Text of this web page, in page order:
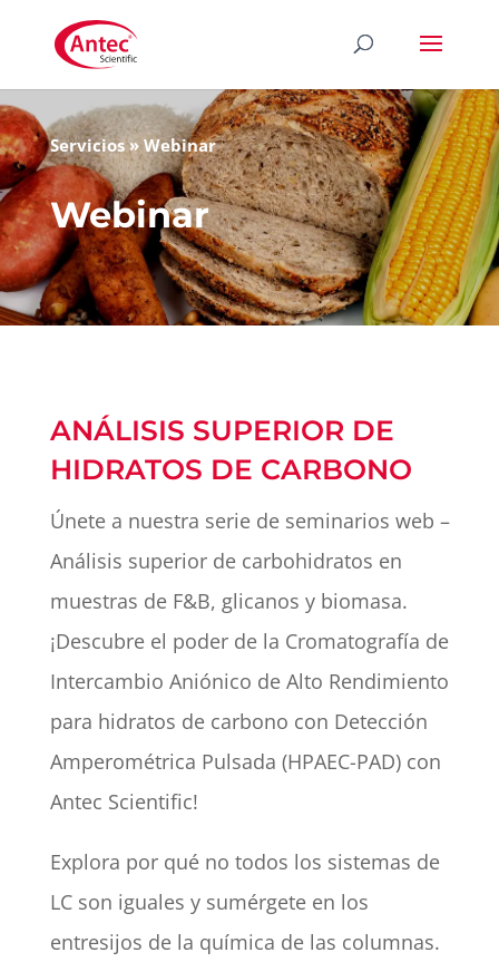
Servicios» Webinar
Webinar
ANÁLISIS SUPERIOR DE
HIDRATOS DE CARBONO
Únete a nuestra serie de seminarios web –
Análisis superior de carbohidratos en
muestras de F&B, glicanos y biomasa.
¡Descubre el poder de la Cromatografía de
Intercambio Aniónico de Alto Rendimiento
para hidratos de carbono con Detección
Amperométrica Pulsada (HPAEC-PAD) con
Antec Scientific!
Explora por qué no todos los sistemas de
LC son iguales y sumérgete en los
entresijos de la química de las columnas.